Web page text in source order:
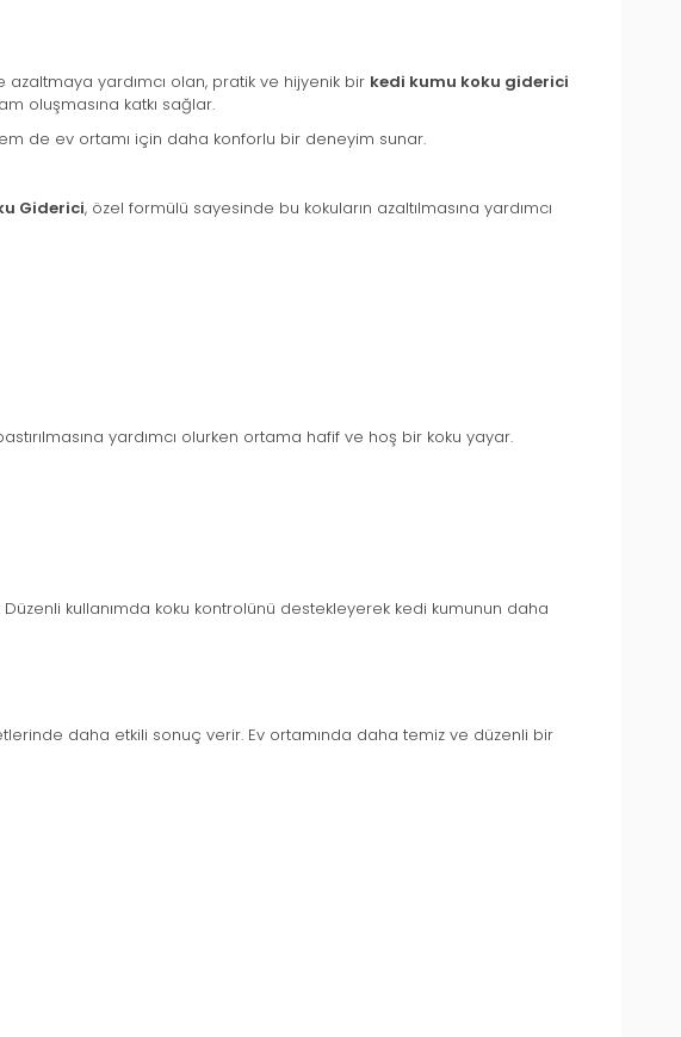
yardımcı olan, pratik ve hijyenik bir kedi kumu koku giderici
oluşmasına katkı sağlar.
de ev ortamı için daha konforlu bir deneyim sunar.
Giderici, özel formülü sayesinde bu kokuların azaltılmasına yardımcı
yardımcı olurken ortama hafif ve hoş bir koku yayar.
kullanımda koku kontrolünü destekleyerek kedi kumunun daha
daha etkili sonuç verir. Ev ortamında daha temiz ve düzenli bir